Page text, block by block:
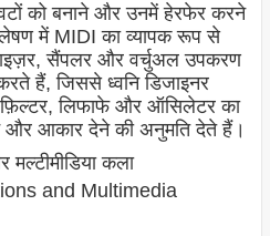
को बनाने और उनमें हेरफेर करने
में MIDI का व्यापक रूप से
सैंपलर और वर्चुअल उपकरण
हैं, जिससे ध्वनि डिजाइनर
फ़िल्टर, लिफाफे और ऑसिलेटर का
और आकार देने की अनुमति देते हैं।
कला
and Multimedia